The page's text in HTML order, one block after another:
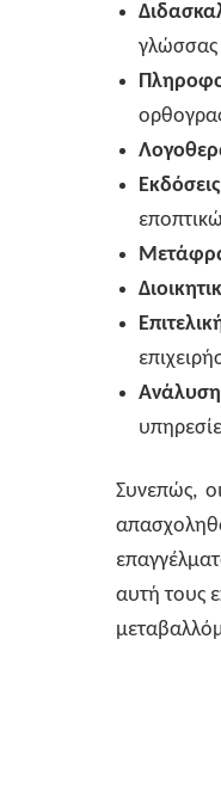
γλώσσας
Εκδόσεις
Ανάλυση
Συνεπώς,
αυτή τους